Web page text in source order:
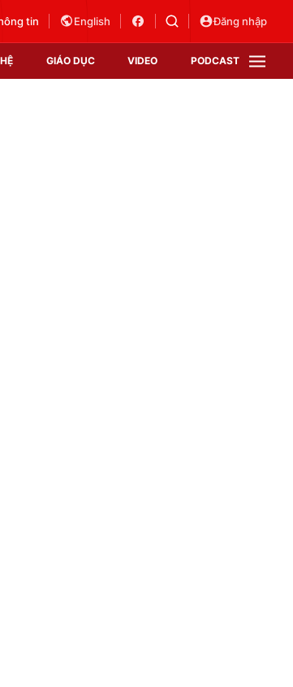
tin English Đăng nhập
GIÁO DỤC VIDEO PODCAST